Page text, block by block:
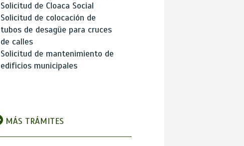
Solicitud de Cloaca Social
Solicitud de colocación de
tubos de desagüe para cruces
de calles
Solicitud de mantenimiento de
edificios municipales
MÁS TRÁMITES